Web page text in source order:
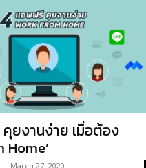
ยงานง่าย เมื่อต้อง
Home’
- March 27, 2020